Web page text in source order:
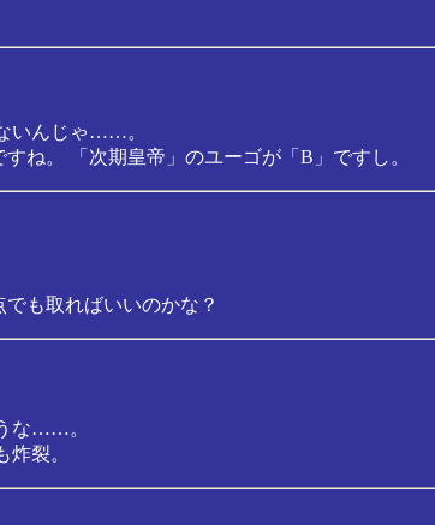
いんじゃ……。
ね。 「次期皇帝」のユーゴが「B」ですし。
も取ればいいのかな？
な……。
裂。